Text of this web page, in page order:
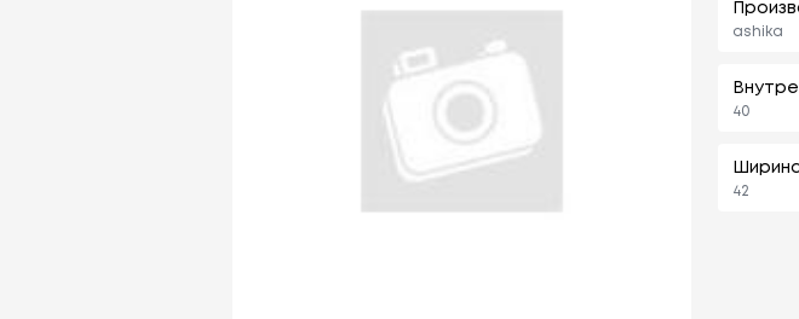
ashika
40
42